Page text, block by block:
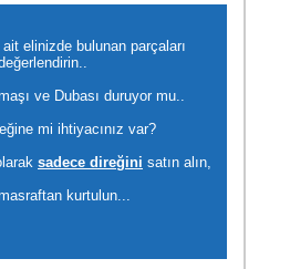
elinizde bulunan parçaları
ve Dubası duruyor mu..
mi ihtiyacınız var?
sadece direğini satın alın,
kurtulun...